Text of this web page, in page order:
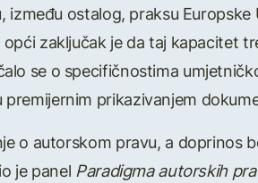
ostalog, praksu
zaključak je da taj kapacitet
se o specifičnostima
prikazivanjem
o autorskom pravu, a doprinos
je panel Paradigma autorskih